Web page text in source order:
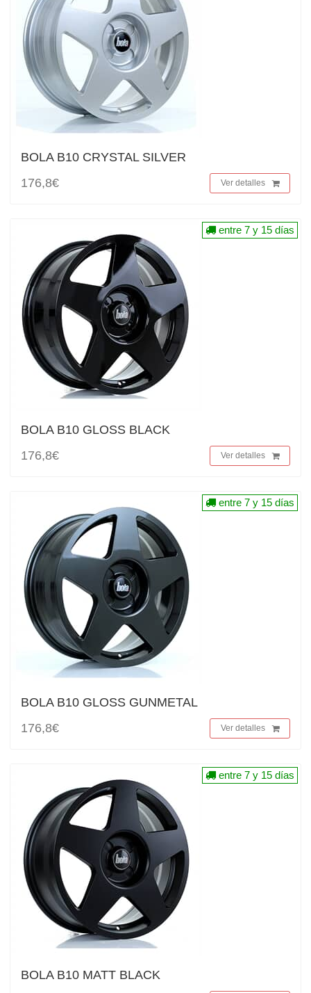
BOLA B10 CRYSTAL SILVER
176,8€
Ver detalles
BOLA B10 GLOSS BLACK
176,8€
Ver detalles
entre 7 y 15 días
BOLA B10 GLOSS GUNMETAL
176,8€
Ver detalles
entre 7 y 15 días
BOLA B10 MATT BLACK
entre 7 y 15 días